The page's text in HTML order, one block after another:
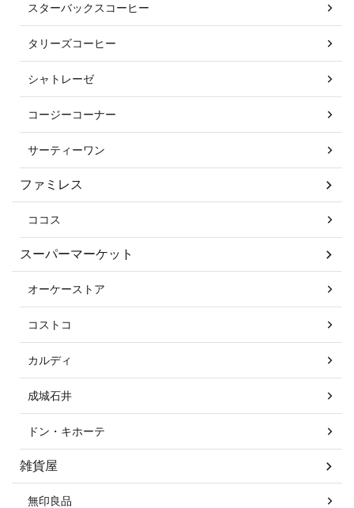
スターバックスコーヒー
タリーズコーヒー
シャトレーゼ
コージーコーナー
サーティーワン
ファミレス
ココス
スーパーマーケット
オーケーストア
コストコ
カルディ
成城石井
ドン・キホーテ
雑貨屋
無印良品